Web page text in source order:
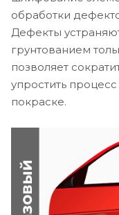
обработки
Дефекты
грунтованием
позволяет
упростить
покраске.